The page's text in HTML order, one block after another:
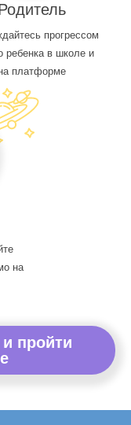
прогрессом
ребенка в школе и
платформе
на
пройти